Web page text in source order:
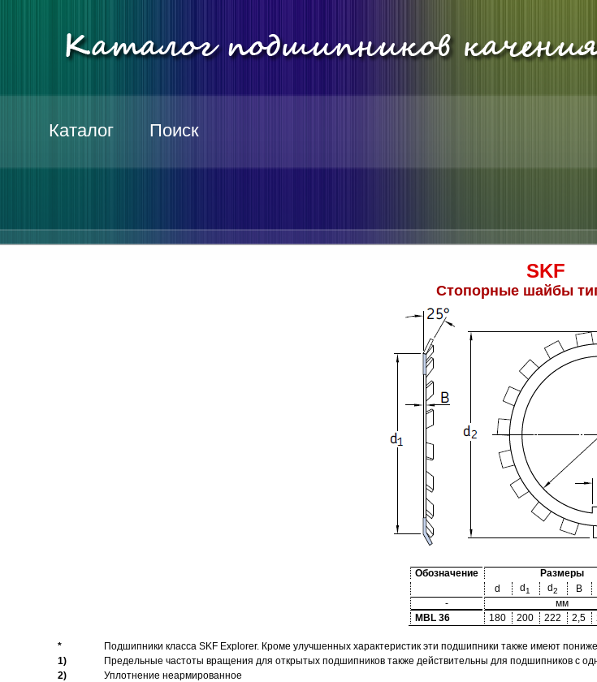
Каталог Поиск
SKF
Стопорные шайбы
Обозначение Размеры
d
d1 d2 B
-
мм
MBL 36
180 200 222 2,5
*
Подшипники класса SKF Explorer. Кроме улучшенных характеристик эти подшипники также имеют
1)
Предельные частоты вращения для открытых подшипников также действительны для подшипников с
2)
Уплотнение неармированное